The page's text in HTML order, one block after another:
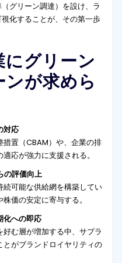
グリーン調達）を設け、ラ
化することが、その第一歩
グリーン
が求めら
対応
置（CBAM）や、企業の排
応が強力に支援される。
の評価向上
可能な供給網を構築してい
価の安定に寄与する。
化への即応
む層が増加する中、サプラ
がブランドロイヤリティの